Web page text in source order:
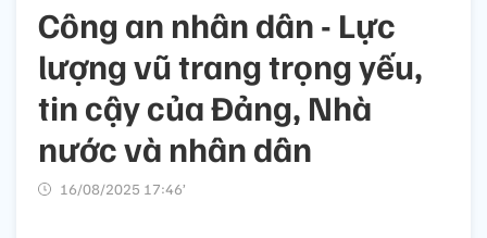
Công an nhân dân - Lực
lượng vũ trang trọng yếu,
tin cậy của Đảng, Nhà
nước và nhân dân
16/08/2025 17:46’